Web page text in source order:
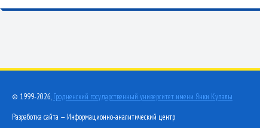
© 1999-2026, Гродненский государственный университет имени Янки Купалы
Разработка сайта — Информационно-аналитический центр